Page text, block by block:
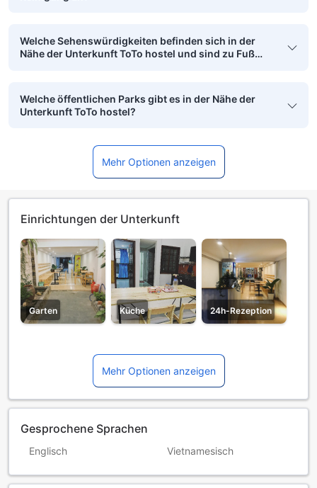
Welche Sehenswürdigkeiten befinden sich in der
Nähe der Unterkunft ToTo hostel und sind zu Fuß
Welche öffentlichen Parks gibt es in der Nähe der
Unterkunft ToTo hostel?
Mehr Optionen anzeigen
Einrichtungen der Unterkunft
Garten Küche 24h-Rezeption
Mehr Optionen anzeigen
Gesprochene Sprachen
Englisch Vietnamesisch